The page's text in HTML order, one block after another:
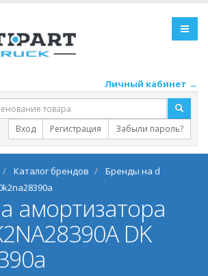
Личный кабинет →
Вход Регистрация Забыли пароль?
Каталог брендов
Бренды на d
амортизатора
DK